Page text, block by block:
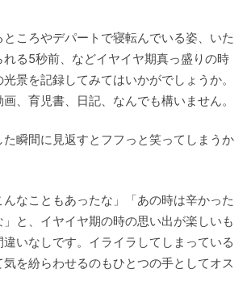
ころやデパートで寝転んでいる姿、いた
る5秒前、などイヤイヤ期真っ盛りの時
景を記録してみてはいかがでしょうか。
、育児書、日記、なんでも構いません。
瞬間に見返すとフフっと笑ってしまうか
なこともあったな」「あの時は辛かった
と、イヤイヤ期の時の思い出が楽しいも
いなしです。イライラしてしまっている
を紛らわせるのもひとつの手としてオス